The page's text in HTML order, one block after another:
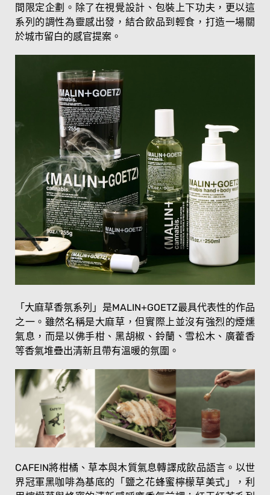
間限定企劃。除了在視覺設計、包裝上下功夫，更以這
系列的調性為靈感出發，結合飲品到輕食，打造一場關
於城市留白的感官提案。
「大麻草香氛系列」是MALIN+GOETZ最具代表性的作品
之一。雖然名稱是大麻草，但實際上並沒有強烈的煙燻
氣息，而是以佛手柑、黑胡椒、鈴蘭、雪松木、廣藿香
等香氣堆疊出清新且帶有溫暖的氛圍。
CAFE!N將柑橘、草本與木質氣息轉譯成飲品語言。以世
界冠軍黑咖啡為基底的「鹽之花蜂蜜檸檬草美式」，利